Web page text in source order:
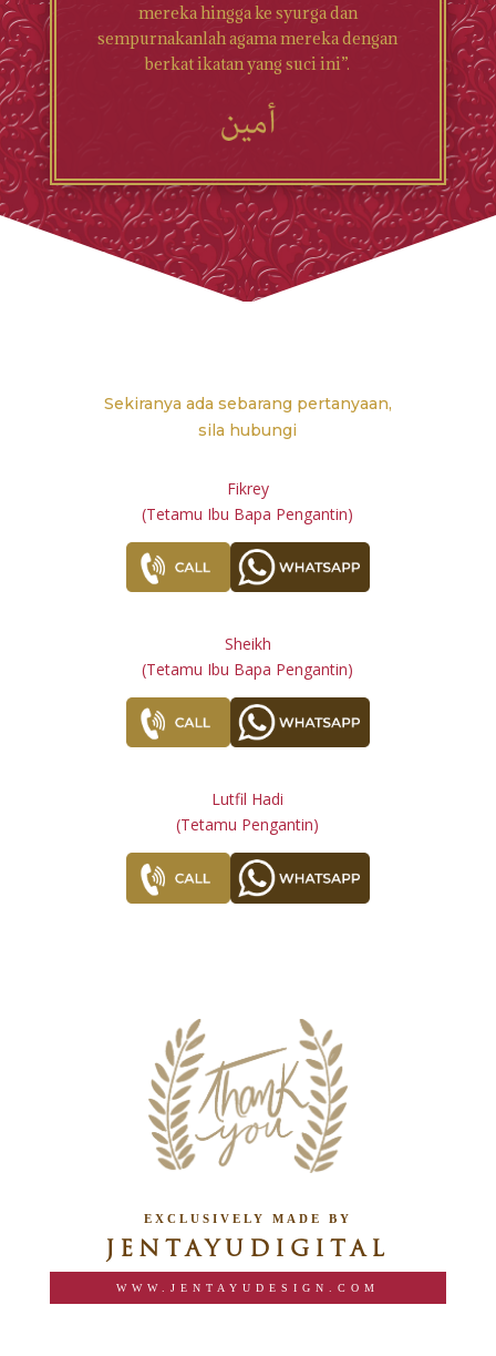
mereka hingga ke syurga dan
sempurnakanlah agama mereka dengan
berkat ikatan yang suci ini”.
Sekiranya ada sebarang pertanyaan,
sila hubungi
Fikrey
(Tetamu Ibu Bapa Pengantin)
Sheikh
(Tetamu Ibu Bapa Pengantin)
Lutfil Hadi
(Tetamu Pengantin)
EXCLUSIVELY MADE BY
JENTAYUDIGITAL
WWW.JENTAYUDESIGN.COM